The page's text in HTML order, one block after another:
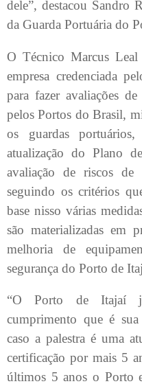
dele”, destacou Sandro
da Guarda Portuária do
O Técnico Marcus
empresa credenciada
para fazer avaliações
pelos Portos do Brasil,
os guardas
atualização do Plano
avaliação de riscos
seguindo os critérios
base nisso várias
são materializadas em
melhoria de
segurança do Porto de
“O Porto de Itajaí
cumprimento que é
caso a palestra é uma
certificação por mais 5
últimos 5 anos o Porto